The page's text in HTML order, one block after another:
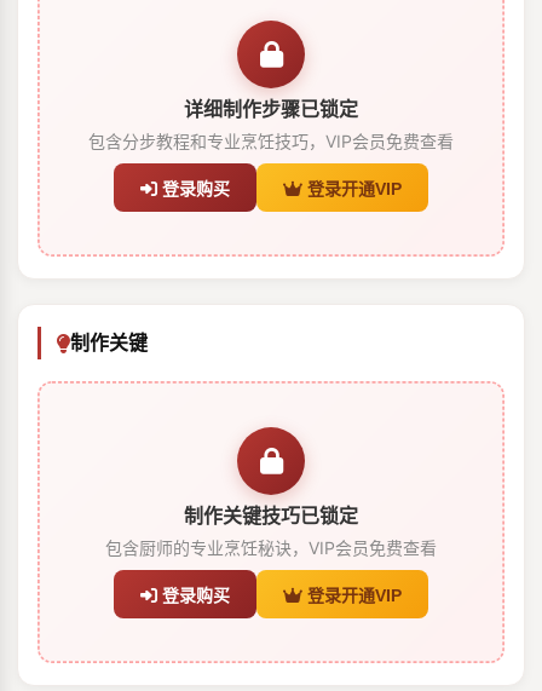
详细制作步骤已锁定
包含分步教程和专业烹饪技巧，VIP会员免费查看
登录购买 登录开通VIP
制作关键
制作关键技巧已锁定
包含厨师的专业烹饪秘诀，VIP会员免费查看
登录购买 登录开通VIP